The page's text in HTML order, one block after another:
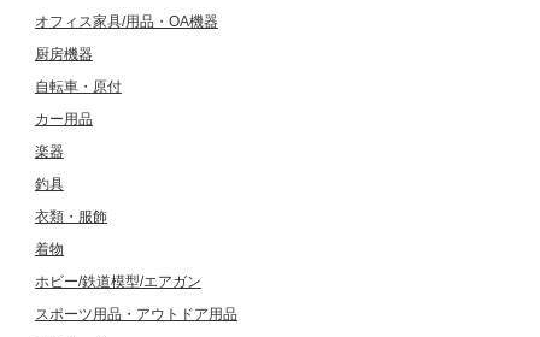
オフィス家具/用品・OA機器
厨房機器
自転車・原付
カー用品
楽器
釣具
衣類・服飾
着物
ホビー/鉄道模型/エアガン
スポーツ用品・アウトドア用品